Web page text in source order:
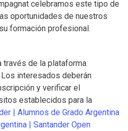
celebramos este tipo de
oportunidades de nuestros
formación profesional.
través de la plataforma
Los interesados deberán
y verificar el
establecidos para la
| Alumnos de Grado Argentina
| Santander Open